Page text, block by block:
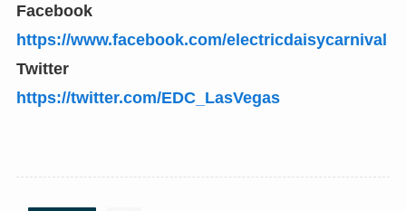
Facebook
https://www.facebook.com/electricdaisycarnival
Twitter
https://twitter.com/EDC_LasVegas